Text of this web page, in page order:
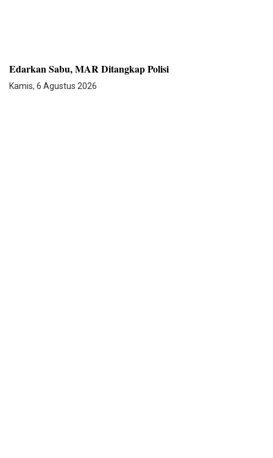
Edarkan Sabu, MAR Ditangkap Polisi
Kamis, 6 Agustus 2026